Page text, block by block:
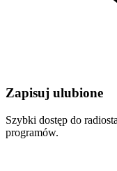
Zapisuj ulubione
Szybki dostęp do
programów.